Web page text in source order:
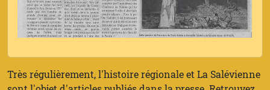
Très régulièrement, l'histoire régionale et La Salévienne